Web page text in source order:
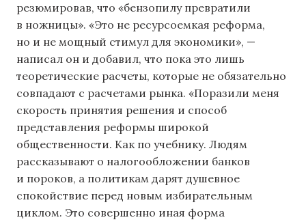
резюмировав, что «бензопилу превратили
в ножницы». «Это не ресурсоемкая реформа,
но и не мощный стимул для экономики», —
написал он и добавил, что пока это лишь
теоретические расчеты, которые не обязательно
совпадают с расчетами рынка. «Поразили меня
скорость принятия решения и способ
представления реформы широкой
общественности. Как по учебнику. Людям
рассказывают о налогообложении банков
и пороков, а политикам дарят душевное
спокойствие перед новым избирательным
циклом. Это совершенно иная форма